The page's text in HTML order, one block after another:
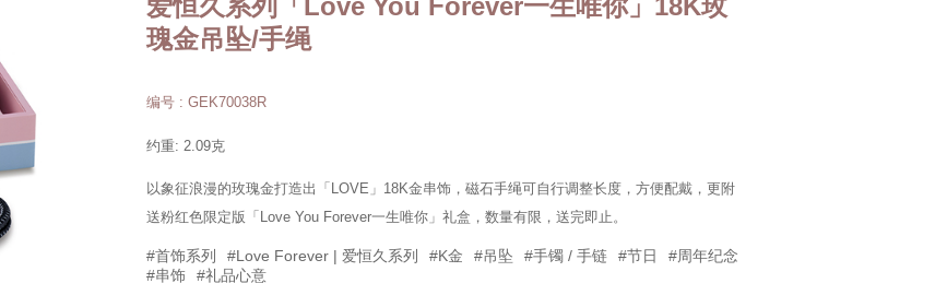
爱恒久系列「Love You Forever一生唯你」18K玫
瑰金吊坠/手绳
编号 : GEK70038R
约重: 2.09克
以象征浪漫的玫瑰金打造出「LOVE」18K金串饰，磁石手绳可自行调整长度，方便配戴，更附
送粉红色限定版「Love You Forever一生唯你」礼盒，数量有限，送完即止。
#首饰系列 #Love Forever | 爱恒久系列 #K金 #吊坠 #手镯 / 手链 #节日
#周年纪念
#串饰
#礼品心意